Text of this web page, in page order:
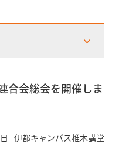
合会総会を開催しま
伊都キャンパス椎木講堂